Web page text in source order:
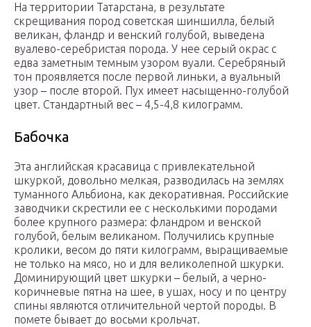
На территории Татарстана, в результате
скрещивания пород советская шиншилла, белый
великан, фландр и венский голубой, выведена
вуалево-серебристая порода. У нее серый окрас с
едва заметным темным узором вуали. Серебряный
тон проявляется после первой линьки, а вуальный
узор – после второй. Пух имеет насыщенно-голубой
цвет. Стандартный вес – 4,5-4,8 килограмм.
Бабочка
Эта английская красавица с привлекательной
шкуркой, довольно мелкая, разводилась на землях
туманного Альбиона, как декоративная. Российские
заводчики скрестили ее с несколькими породами
более крупного размера: фландром и венской
голубой, белым великаном. Получились крупные
кролики, весом до пяти килограмм, выращиваемые
не только на мясо, но и для великолепной шкурки.
Доминирующий цвет шкурки – белый, а черно-
коричневые пятна на шее, в ушах, носу и по центру
спины являются отличительной чертой породы. В
помете бывает до восьми крольчат.